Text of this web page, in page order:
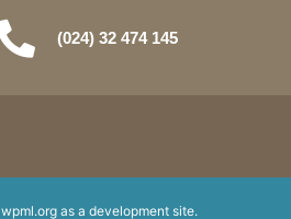
(024) 32 474 145
wpml.orgas a development site.